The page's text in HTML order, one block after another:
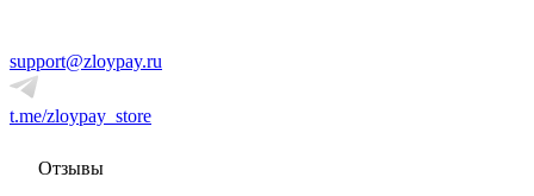
support@zloypay.ru
t.me/zloypay_store
Отзывы